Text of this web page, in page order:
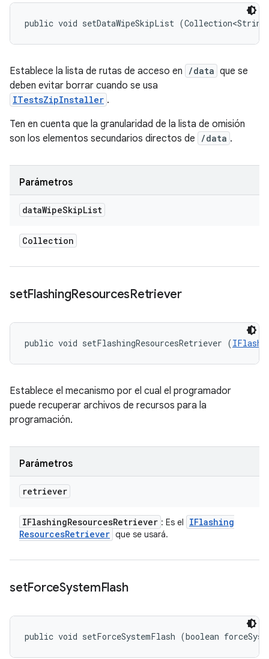
public void setDataWipeSkipList
Establece la lista de rutas de acceso en /data que se
deben evitar borrar cuando se usa
ITestsZipInstaller .
Ten en cuenta que la granularidad de la lista de omisión
son los elementos secundarios directos de
/data .
Parámetros
dataWipeSkipList
Collection
setFlashingResourcesRetriever
public void setFlashingResourcesRetriever (
Establece el mecanismo por el cual el programador
puede recuperar archivos de recursos para la
programación.
Parámetros
retriever
IFlashingResourcesRetriever : Es el
IFlashing
ResourcesRetriever que se usará.
setForceSystemFlash
public void setForceSystemFlash (boolean